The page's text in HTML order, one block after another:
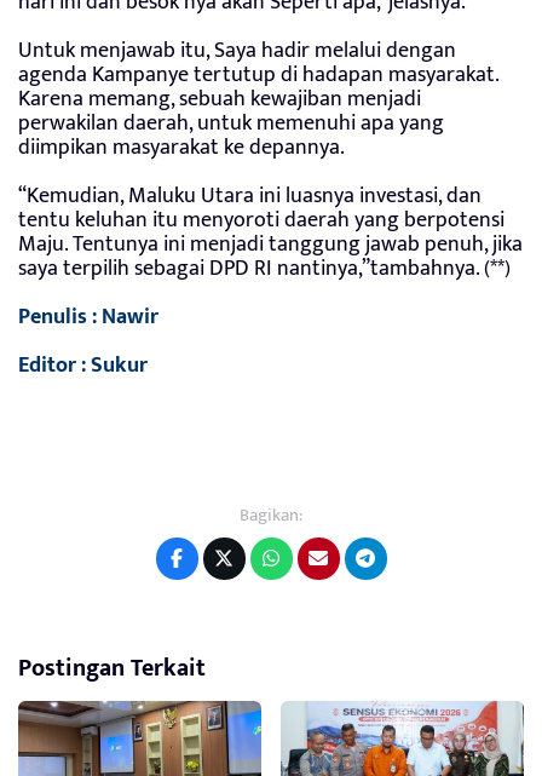
Untuk menjawab itu, Saya hadir melalui dengan
agenda Kampanye tertutup di hadapan masyarakat.
Karena memang, sebuah kewajiban menjadi
perwakilan daerah, untuk memenuhi apa yang
diimpikan masyarakat ke depannya.
“Kemudian, Maluku Utara ini luasnya investasi, dan
tentu keluhan itu menyoroti daerah yang berpotensi
Maju. Tentunya ini menjadi tanggung jawab penuh, jika
saya terpilih sebagai DPD RI nantinya,”tambahnya. (**)
Penulis : Nawir
Editor : Sukur
Bagikan:
Postingan Terkait